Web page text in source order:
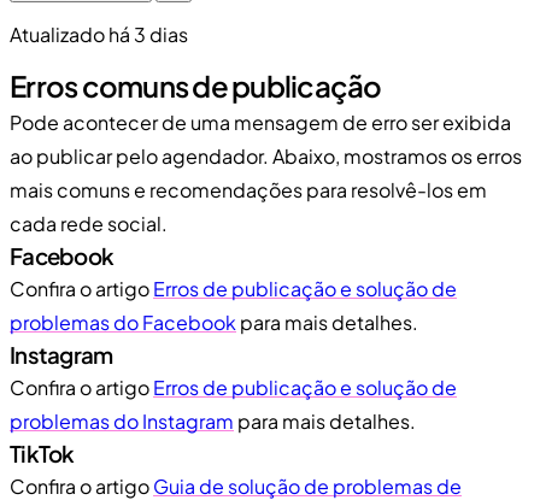
Atualizado há 3 dias
Erros comuns de publicação
Pode acontecer de uma mensagem de erro ser exibida
ao publicar pelo agendador. Abaixo, mostramos os erros
mais comuns e recomendações para resolvê-los em
cada rede social.
Facebook
Confira o artigoErros de publicação e solução de
problemas do Facebook para mais detalhes.
Instagram
Confira o artigoErros de publicação e solução de
problemas do Instagram para mais detalhes.
TikTok
Confira o artigoGuia de solução de problemas de